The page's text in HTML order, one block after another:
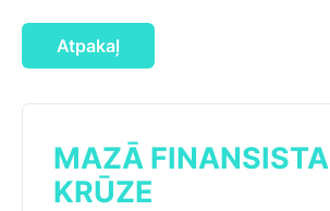
Atpakaļ
MAZĀ FINANSISTA
KRŪZE